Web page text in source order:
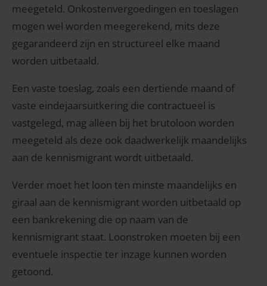
meegeteld. Onkostenvergoedingen en toeslagen
mogen wel worden meegerekend, mits deze
gegarandeerd zijn en structureel elke maand
worden uitbetaald.
Een vaste toeslag, zoals een dertiende maand of
vaste eindejaarsuitkering die contractueel is
vastgelegd, mag alleen bij het brutoloon worden
meegeteld als deze ook daadwerkelijk maandelijks
aan de kennismigrant wordt uitbetaald.
Verder moet het loon ten minste maandelijks en
giraal aan de kennismigrant worden uitbetaald op
een bankrekening die op naam van de
kennismigrant staat. Loonstroken moeten bij een
eventuele inspectie ter inzage kunnen worden
getoond.